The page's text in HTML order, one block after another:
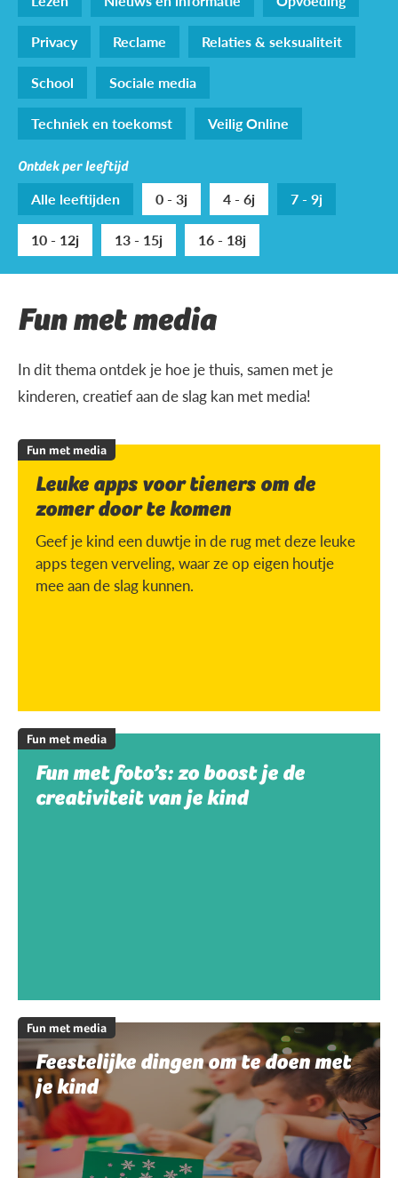
Privacy
Reclame
Relaties & seksualiteit
School
Sociale media
Techniek en toekomst
Veilig Online
Ontdek per leeftijd
Alle leeftijden 0 - 3j 4 - 6j
7 - 9j
10 - 12j
13 - 15j 16 - 18j
Fun met media
In dit thema ontdek je hoe je thuis, samen met je
kinderen, creatief aan de slag kan met media!
Fun met media
Leuke apps voor tieners om de
zomer door te komen
Geef je kind een duwtje in de rug met deze leuke
apps tegen verveling, waar ze op eigen houtje
mee aan de slag kunnen.
Fun met media
Fun met foto’s: zo boost je de
creativiteit van je kind
Fun met media
Feestelijke dingen om te doen met
je kind